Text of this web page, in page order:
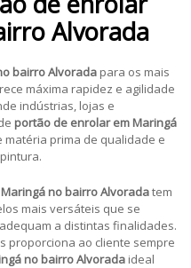
Alvorada
bairro Alvorada para os mais
máxima rapidez e agilidade
indústrias, lojas e
portão de enrolar em Maringá
matéria prima de qualidade e
Maringá no bairro Alvoradatem
mais versáteis que se
a distintas finalidades.
proporciona ao cliente sempre
no bairro Alvorada ideal